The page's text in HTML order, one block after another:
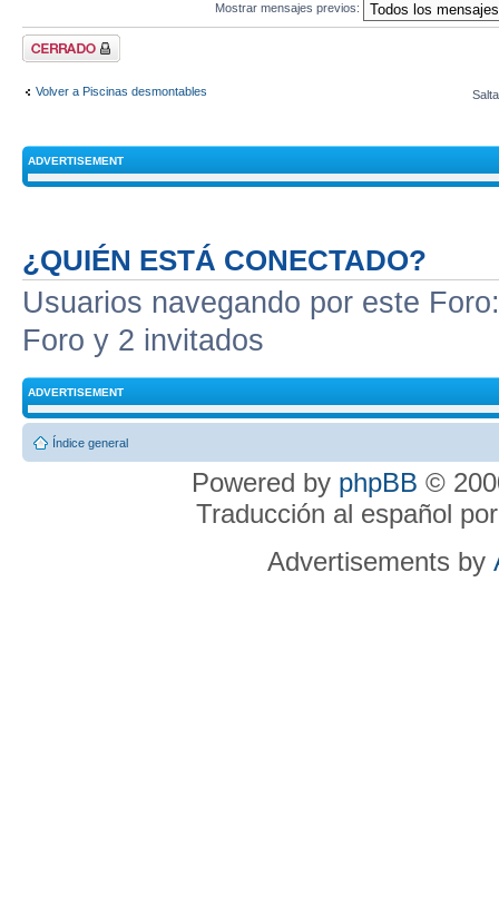
Mostrar mensajes previos:
Tema cerrado
Volver a Piscinas desmontables
ADVERTISEMENT
¿QUIÉN ESTÁ CONECTADO?
Usuarios navegando por este
Foro y 2 invitados
ADVERTISEMENT
Índice general
Powered by phpBB ©
Traducción al español
Advertisements by